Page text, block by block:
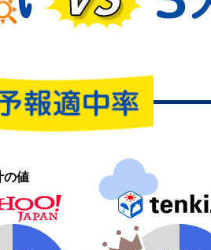
の値